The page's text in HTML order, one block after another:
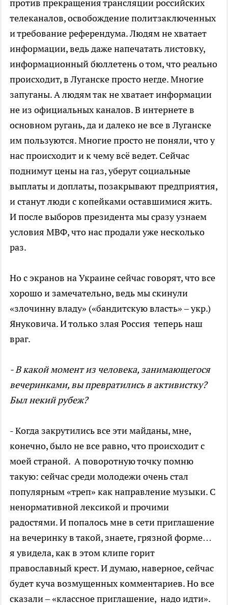
против прекращения трансляции российских
телеканалов, освобождение политзаключенных
и требование референдума. Людям не хватает
информации, ведь даже напечатать листовку,
информационный бюллетень о том, что реально
происходит, в Луганске просто негде. Многие
запуганы. А людям так не хватает информации
не из официальных каналов. В интернете в
основном ругань, да и далеко не все в Луганске
им пользуются. Многие просто не поняли, что у
нас происходит и к чему всё ведет. Сейчас
поднимут цены на газ, уберут социальные
выплаты и доплаты, позакрывают предприятия,
и станут люди с копейками оставшимися жить.
И после выборов президента мы сразу узнаем
условия МВФ, что нас продали уже несколько
раз.
Но с экранов на Украине сейчас говорят, что все
хорошо и замечательно, ведь мы скинули
«злочинну владу» («бандитскую власть» – укр.)
Януковича. И только злая Россия теперь наш
враг.
- В какой момент из человека, занимающегося
вечеринками, вы превратились в активистку?
Был некий рубеж?
- Когда закрутились все эти майданы, мне,
конечно, было не все равно, что происходит с
моей страной. А поворотную точку помню
такую: сейчас среди молодежи очень стал
популярным «треп» как направление музыки. С
ненормативной лексикой и прочими
радостями. И попалось мне в сети приглашение
на вечеринку в такой, знаете, грязной форме…
я увидела, как в этом клипе горит
православный крест. И думаю, наверное, сейчас
будет куча возмущенных комментариев. Но все
сказали – «классное приглашение, надо идти».